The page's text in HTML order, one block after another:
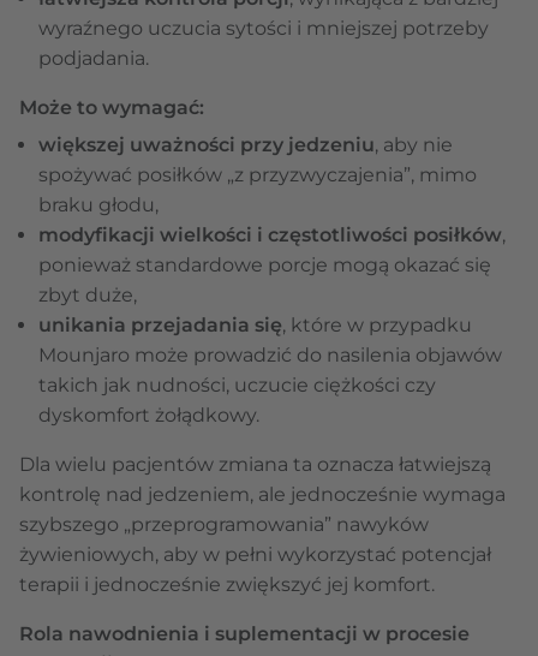
wyraźnego uczucia sytości i mniejszej potrzeby
podjadania.
Może to wymagać:
większej uważności przy jedzeniu, aby nie
spożywać posiłków „z przyzwyczajenia”, mimo
braku głodu,
modyfikacji wielkości i częstotliwości posiłków,
ponieważ standardowe porcje mogą okazać się
zbyt duże,
unikania przejadania się, które w przypadku
Mounjaro może prowadzić do nasilenia objawów
takich jak nudności, uczucie ciężkości czy
dyskomfort żołądkowy.
Dla wielu pacjentów zmiana ta oznacza łatwiejszą
kontrolę nad jedzeniem, ale jednocześnie wymaga
szybszego „przeprogramowania” nawyków
żywieniowych, aby w pełni wykorzystać potencjał
terapii i jednocześnie zwiększyć jej komfort.
Rola nawodnienia i suplementacji w procesie